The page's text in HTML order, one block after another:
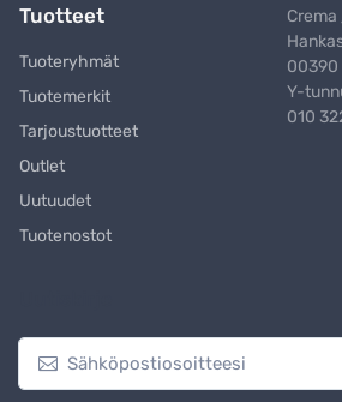
Tuotteet
Tuoteryhmät
Tuotemerkit
Tarjoustuotteet
Outlet
Uutuudet
Tuotenostot
Crema
00390
Y-
010